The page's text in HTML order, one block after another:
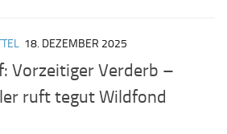
18. DEZEMBER 2025
Vorzeitiger Verderb –
ruft tegut Wildfond